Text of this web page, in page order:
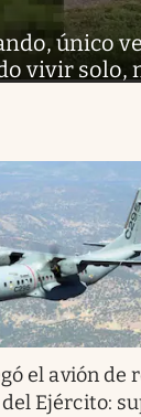
único
vivir solo,
el avión de
Ejército: